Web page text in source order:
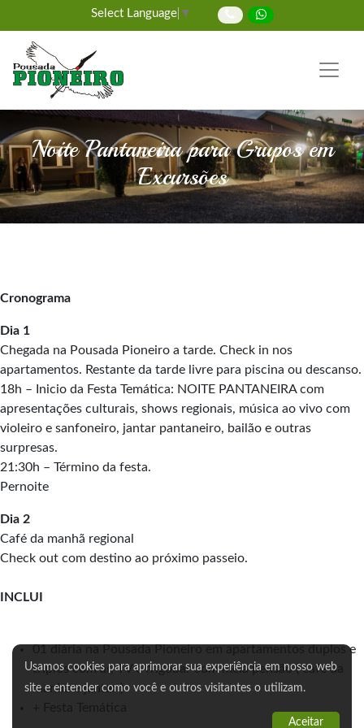
Select Language ▼
Noite Pantaneira para Grupos em
Excursões
Cronograma
Dia 1
Chegada na Pousada Pioneiro a tarde. Check in nos
apartamentos. Restante da tarde livre para piscina ou descanso.
18h – Inicio da Festa Temática: NOITE PANTANEIRA com
apresentações culturais, shows regionais, música ao vivo com
violeiro e sanfoneiro, jantar pantaneiro, bailão e outras
surpresas.
21:30h – Término da festa.
Pernoite
Dia 2
Café da manhã regional
Check out com destino ao próximo passeio.
INCLUI
01 diária na Pousada Pioneiro em apartamentos duplos e
triplos com ar, TV e frigobar com meia pensão ( café da
manhã e jantar )
Usamos cookies para aprimorar sua experiência em nosso web
site e entender como você e outros visitantes o utilizam.
Aceitar